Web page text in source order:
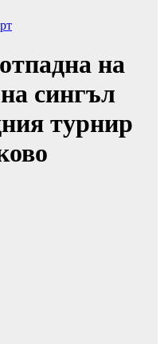
на
сингъл
турнир